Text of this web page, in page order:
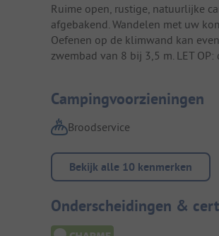
Ruime open, rustige, natuurlijke
afgebakend. Wandelen met uw
Oefenen op de klimwand kan
zwembad van 8 bij 3,5 m. LET
Campingvoorzieningen
Broodservice
Bekijk alle 10 kenmerken
Onderscheidingen &